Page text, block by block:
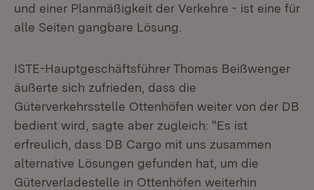
und einer Planmäßigkeit der Verkehre - ist eine für
alle Seiten gangbare Lösung.
ISTE-Hauptgeschäftsführer Thomas Beißwenger
äußerte sich zufrieden, dass die
Güterverkehrsstelle Ottenhöfen weiter von der DB
bedient wird, sagte aber zugleich: "Es ist
erfreulich, dass DB Cargo mit uns zusammen
alternative Lösungen gefunden hat, um die
Güterverladestelle in Ottenhöfen weiterhin